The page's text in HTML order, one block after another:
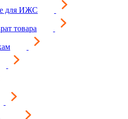
для ИЖС
товара